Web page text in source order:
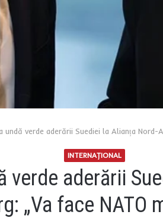
undă verde aderării Suediei la Alianța
INTERNAŢIONAL
verde aderării
„Va face NATO